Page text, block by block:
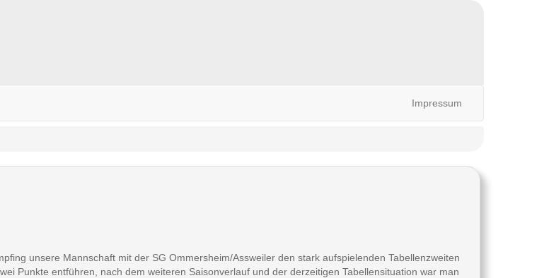
Impressum
unsere Mannschaft mit der SG Ommersheim/Assweiler den stark aufspielenden Tabellenzweiten
Punkte entführen, nach dem weiteren Saisonverlauf und der derzeitigen Tabellensituation war man